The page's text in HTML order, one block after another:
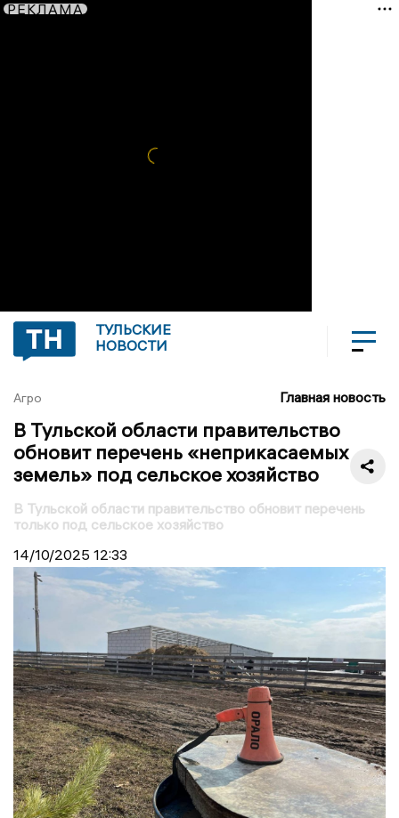
РЕКЛАМА
ТУЛЬСКИЕ
НОВОСТИ
Агро Главная новость
В Тульской области правительство
обновит перечень «неприкасаемых
земель» под сельское хозяйство
В Тульской области правительство обновит перечень
только под сельское хозяйство
14/10/2025 12:33